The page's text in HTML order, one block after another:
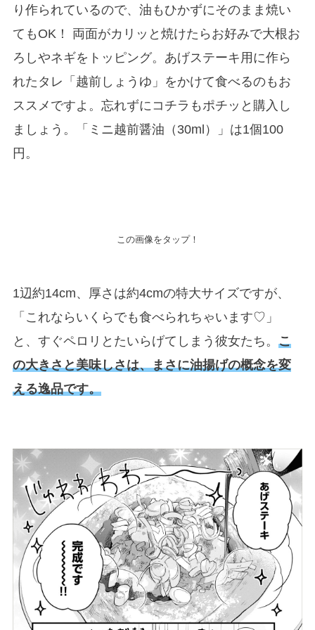
り作られているので、油もひかずにそのまま焼い
てもOK！ 両面がカリッと焼けたらお好みで大根お
ろしやネギをトッピング。あげステーキ用に作ら
れたタレ「越前しょうゆ」をかけて食べるのもお
ススメですよ。忘れずにコチラもポチッと購入し
ましょう。「ミニ越前醤油（30ml）」は1個100
円。
この画像をタップ！
1辺約14cm、厚さは約4cmの特大サイズですが、
「これならいくらでも食べられちゃいます♡」
と、すぐペロリとたいらげてしまう彼女たち。 こ
の大きさと美味しさは、まさに油揚げの概念を変
える逸品です。